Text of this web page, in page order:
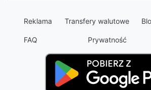
Reklama Transfery walutowe
FAQ Prywatność